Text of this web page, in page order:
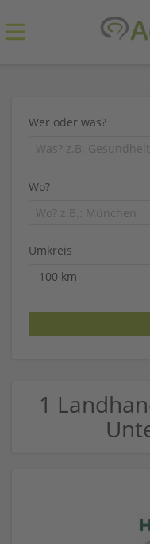
Wer oder was?
Wo?
Umkreis
1